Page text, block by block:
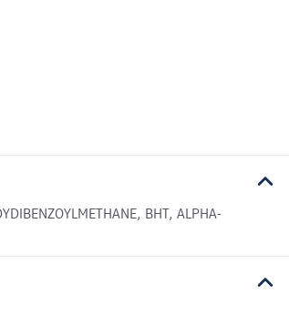
BHT, ALPHA-